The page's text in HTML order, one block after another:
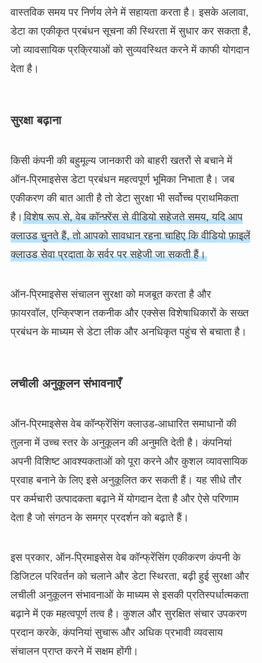
वास्तविक समय पर निर्णय लेने में सहायता करता है। इसके अलावा,
डेटा का एकीकृत प्रबंधन सूचना की स्थिरता में सुधार कर सकता है,
जो व्यावसायिक प्रक्रियाओं को सुव्यवस्थित करने में काफी योगदान
देता है।
सुरक्षा बढ़ाना
किसी कंपनी की बहुमूल्य जानकारी को बाहरी खतरों से बचाने में
ऑन-प्रिमाइसेस डेटा प्रबंधन महत्वपूर्ण भूमिका निभाता है। जब
एकीकरण की बात आती है तो डेटा सुरक्षा भी सर्वोच्च प्राथमिकता
है। विशेष रूप से, वेब कॉन्फ़्रेंस से वीडियो सहेजते समय, यदि आप
क्लाउड चुनते हैं, तो आपको सावधान रहना चाहिए कि वीडियो फ़ाइलें
क्लाउड सेवा प्रदाता के सर्वर पर सहेजी जा सकती हैं।
ऑन-प्रिमाइसेस संचालन सुरक्षा को मजबूत करता है और
फ़ायरवॉल, एन्क्रिप्शन तकनीक और एक्सेस विशेषाधिकारों के सख्त
प्रबंधन के माध्यम से डेटा लीक और अनधिकृत पहुंच से बचाता है।
लचीली अनुकूलन संभावनाएँ
ऑन-प्रिमाइसेस वेब कॉन्फ्रेंसिंग क्लाउड-आधारित समाधानों की
तुलना में उच्च स्तर के अनुकूलन की अनुमति देती है। कंपनियां
अपनी विशिष्ट आवश्यकताओं को पूरा करने और कुशल व्यावसायिक
प्रवाह बनाने के लिए इसे अनुकूलित कर सकती हैं। यह सीधे तौर
पर कर्मचारी उत्पादकता बढ़ाने में योगदान देता है और ऐसे परिणाम
देता है जो संगठन के समग्र प्रदर्शन को बढ़ाते हैं।
इस प्रकार, ऑन-प्रिमाइसेस वेब कॉन्फ्रेंसिंग एकीकरण कंपनी के
डिजिटल परिवर्तन को चलाने और डेटा स्थिरता, बढ़ी हुई सुरक्षा और
लचीली अनुकूलन संभावनाओं के माध्यम से इसकी प्रतिस्पर्धात्मकता
बढ़ाने में एक महत्वपूर्ण तत्व है। कुशल और सुरक्षित संचार उपकरण
प्रदान करके, कंपनियां सुचारू और अधिक प्रभावी व्यवसाय
संचालन प्राप्त करने में सक्षम होंगी।